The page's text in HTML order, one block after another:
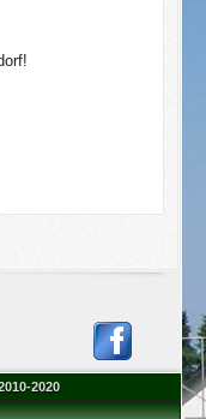
2020